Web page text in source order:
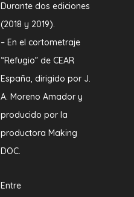
Durante dos ediciones
(2018 y 2019).
– En el cortometraje
“Refugio” de CEAR
España, dirigido por J.
A. Moreno Amador y
producido por la
productora Making
DOC.
Entre